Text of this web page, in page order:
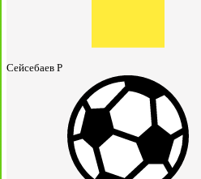
Сейсебаев Р